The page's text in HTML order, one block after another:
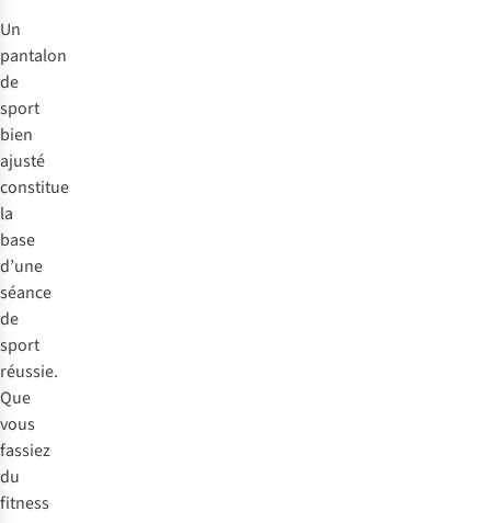
Un
pantalon
de
sport
bien
ajusté
constitue
la
base
d’une
séance
de
sport
réussie.
Que
vous
fassiez
du
fitness